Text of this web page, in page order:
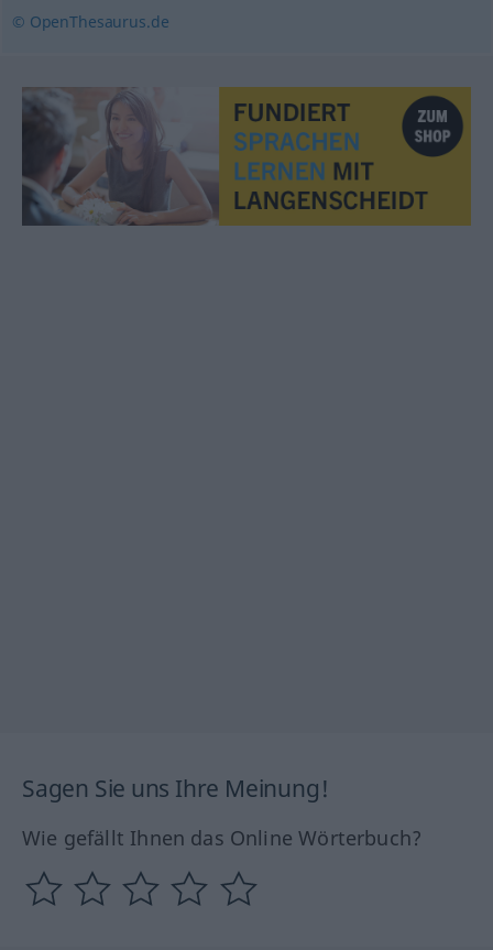
© OpenThesaurus.de
Sagen Sie uns Ihre Meinung!
Wie gefällt Ihnen das Online Wörterbuch?